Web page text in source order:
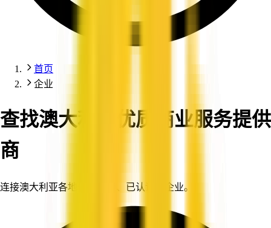
首页
企业
查找澳大利亚优质商业服务提供
商
连接澳大利亚各地值得信赖、已认证的企业。